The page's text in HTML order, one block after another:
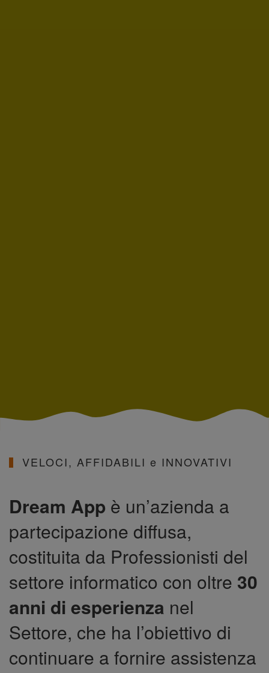
VELOCI, AFFIDABILI e INNOVATIVI
Dream App è un’azienda a
partecipazione diffusa,
costituita da Professionisti del
settore informatico con oltre 30
anni di esperienza nel
Settore, che ha l’obiettivo di
continuare a fornire assistenza